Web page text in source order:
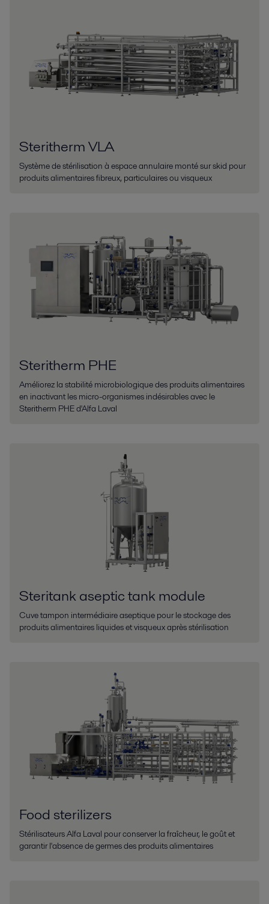
Steritherm VLA
Système de stérilisation à espace annulaire monté sur skid pour
produits alimentaires fibreux, particulaires ou visqueux
Steritherm PHE
Améliorez la stabilité microbiologique des produits alimentaires
en inactivant les micro-organismes indésirables avec le
Steritherm PHE d'Alfa Laval
Steritank aseptic tank module
Cuve tampon intermédiaire aseptique pour le stockage des
produits alimentaires liquides et visqueux après stérilisation
Food sterilizers
Stérilisateurs Alfa Laval pour conserver la fraîcheur, le goût et
garantir l'absence de germes des produits alimentaires